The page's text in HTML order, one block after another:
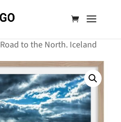
to the North. Iceland